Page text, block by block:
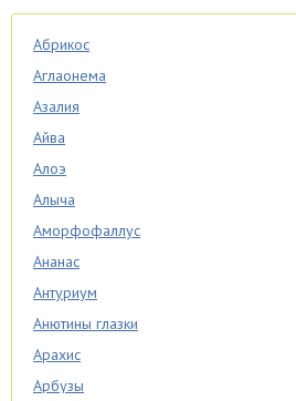
Абрикос
Аглаонема
Азалия
Айва
Алоэ
Алыча
Аморфофаллус
Ананас
Антуриум
Анютины глазки
Арахис
Арбузы